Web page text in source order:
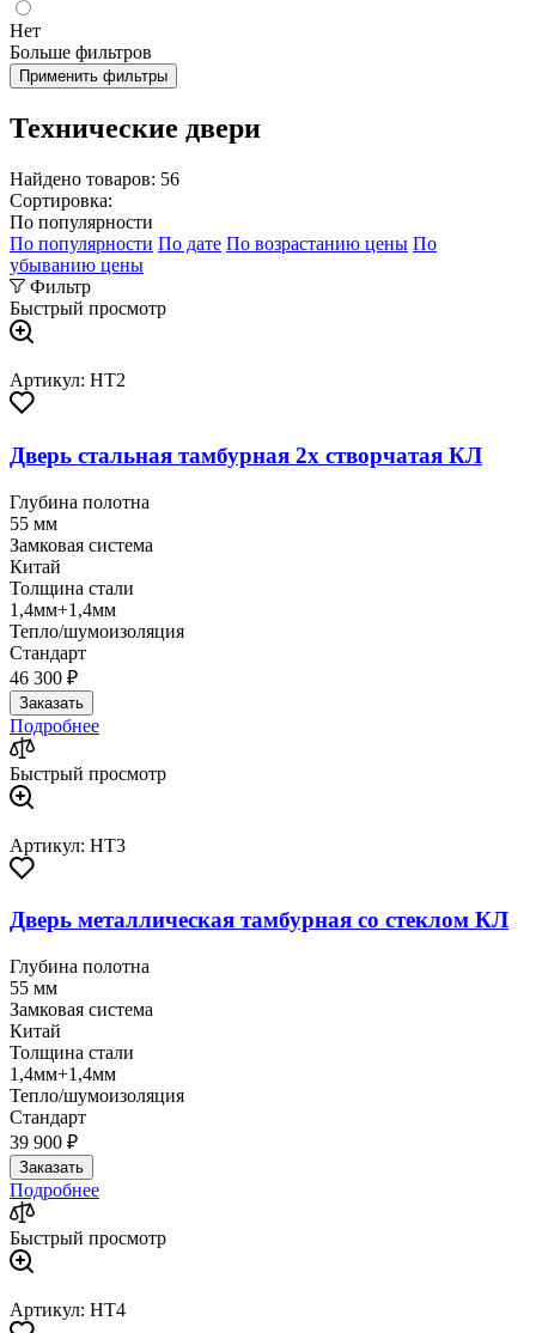
Нет
Больше фильтров
Применить фильтры
Технические двери
Найдено товаров: 56
Сортировка:
По популярности
По популярности По дате По возрастанию цены По
убыванию цены
Фильтр
Быстрый просмотр
Артикул: HT2
Дверь стальная тамбурная 2х створчатая КЛ
Глубина полотна
55 мм
Замковая система
Китай
Толщина стали
1,4мм+1,4мм
Тепло/шумоизоляция
Стандарт
46 300 ₽
Заказать
Подробнее
Быстрый просмотр
Артикул: HT3
Дверь металлическая тамбурная со стеклом КЛ
Глубина полотна
55 мм
Замковая система
Китай
Толщина стали
1,4мм+1,4мм
Тепло/шумоизоляция
Стандарт
39 900 ₽
Заказать
Подробнее
Быстрый просмотр
Артикул: HT4